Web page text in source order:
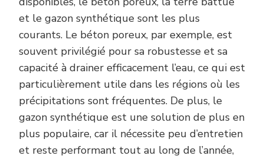
et le gazon synthétique sont les plus
courants. Le béton poreux, par exemple, est
souvent privilégié pour sa robustesse et sa
capacité à drainer efficacement l’eau, ce qui est
particulièrement utile dans les régions où les
précipitations sont fréquentes. De plus, le
gazon synthétique est une solution de plus en
plus populaire, car il nécessite peu d’entretien
et reste performant tout au long de l’année,